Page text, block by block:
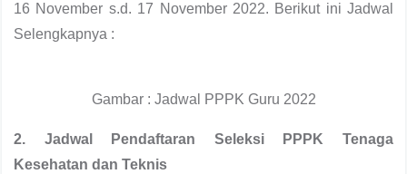
16 November s.d. 17 November 2022. Berikut ini Jadwal
Selengkapnya :
Gambar : Jadwal PPPK Guru 2022
2. Jadwal Pendaftaran Seleksi PPPK Tenaga
Kesehatan dan Teknis